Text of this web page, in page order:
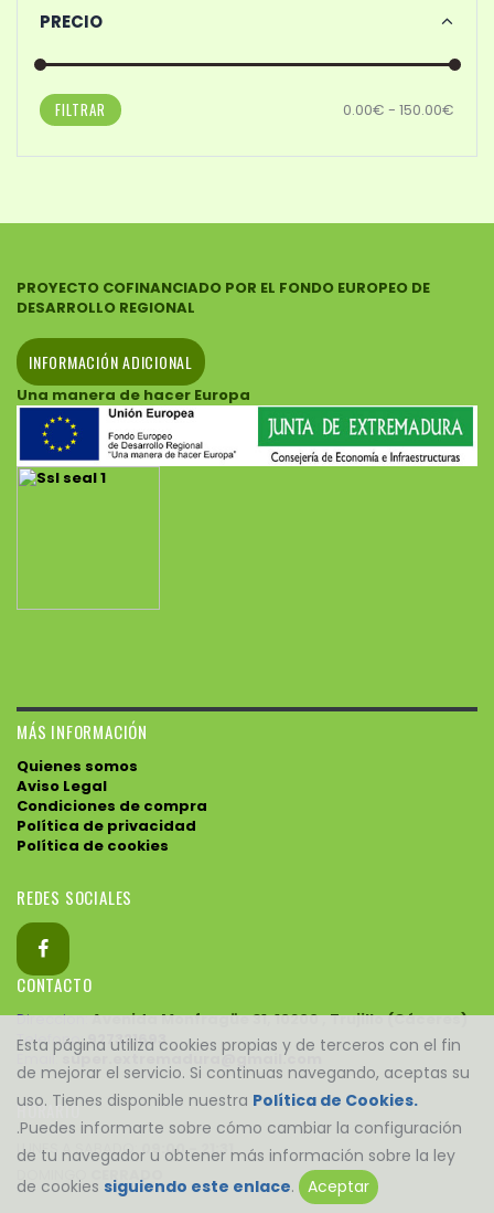
Esta página utiliza cookies propias y de terceros con el fin
de mejorar el servicio. Si continuas navegando, aceptas su
uso. Tienes disponible nuestra Política de Cookies.
.Puedes informarte sobre cómo cambiar la configuración
de tu navegador u obtener más información sobre la ley
de cookies siguiendo este enlace. Aceptar
PRECIO
FILTRAR 0.00€ - 150.00€
PROYECTO COFINANCIADO POR EL FONDO EUROPEO DE
DESARROLLO REGIONAL
INFORMACIÓN ADICIONAL
Una manera de hacer Europa
MÁS INFORMACIÓN
Quienes somos
Aviso Legal
Condiciones de compra
Política de privacidad
Política de cookies
REDES SOCIALES
CONTACTO
Direccion:Avenida Monfragüe 31, 10200 , Trujillo (Cáceres)
Telefono: 927321693
Email:
super.extremadura@gmail.com
HORARIO
LUNES A SABADO:09:00 - 21:31
DOMINGO
CERRADO